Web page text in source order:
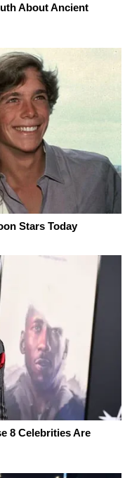
About Ancient
Stars Today
8 Celebrities Are